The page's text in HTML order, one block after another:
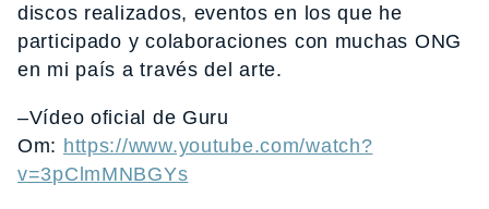
discos realizados, eventos en los que he
participado y colaboraciones con muchas ONG
en mi país a través del arte.
–Vídeo oficial de Guru
Om: https://www.youtube.com/watch?
v=3pClmMNBGYs